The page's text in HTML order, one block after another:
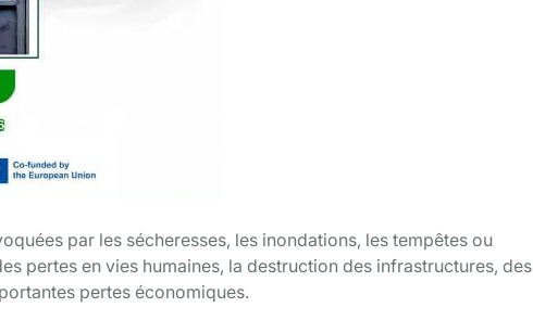
par les sécheresses, les inondations, les tempêtes ou
pertes en vies humaines, la destruction des infrastructures, des
pertes économiques.